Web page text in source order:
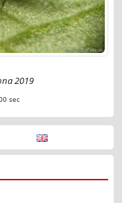
2019
sec